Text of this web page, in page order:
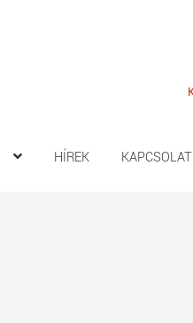
HÍREK KAPCSOLAT